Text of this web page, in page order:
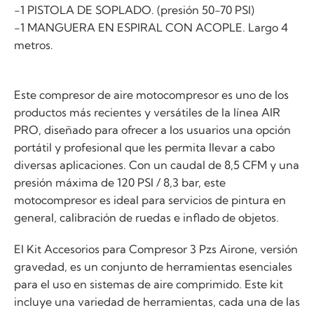
-1 PISTOLA DE SOPLADO. (presión 50-70 PSI)
-1 MANGUERA EN ESPIRAL CON ACOPLE. Largo 4
metros.
Este compresor de aire motocompresor es uno de los
productos más recientes y versátiles de la línea AIR
PRO, diseñado para ofrecer a los usuarios una opción
portátil y profesional que les permita llevar a cabo
diversas aplicaciones. Con un caudal de 8,5 CFM y una
presión máxima de 120 PSI / 8,3 bar, este
motocompresor es ideal para servicios de pintura en
general, calibración de ruedas e inflado de objetos.
El Kit Accesorios para Compresor 3 Pzs Airone, versión
gravedad, es un conjunto de herramientas esenciales
para el uso en sistemas de aire comprimido. Este kit
incluye una variedad de herramientas, cada una de las